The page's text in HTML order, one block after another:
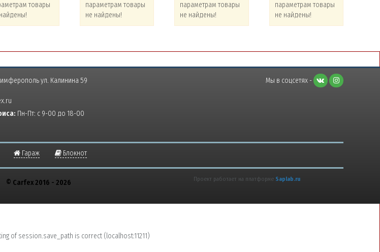
товары
параметрам товары
не найдены!
параметрам товары
не найдены!
параметрам товары
не найдены!
ул. Калинина 59
Пн-Пт: с 9-00 до 18-00
Мы в соцсетях -
Гараж Блокнот
© Carfex 2016 - 2026 Проект работает на платформе Saplab.ru
of session.save_path is correct (localhost:11211)